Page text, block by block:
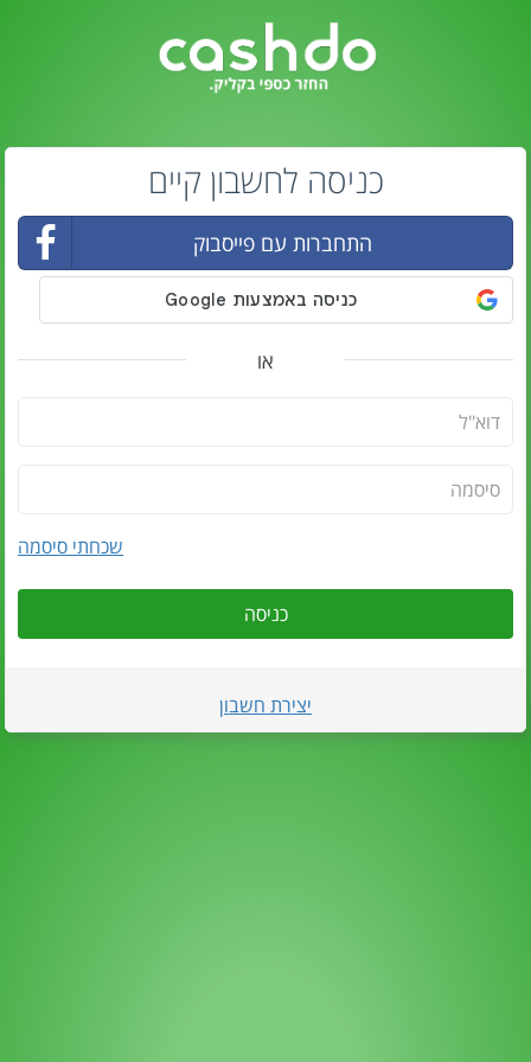
כניסה לחשבון קיים
התחברות עם פייסבוק
או
שכחתי סיסמה
כניסה
יצירת חשבון